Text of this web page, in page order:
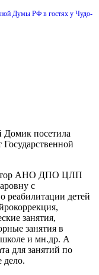
посетила
АНО ДПО ЦЛП
с
реабилитации детей
занятия,
занятия в
школе и мн.др. А
для занятий по
дело.